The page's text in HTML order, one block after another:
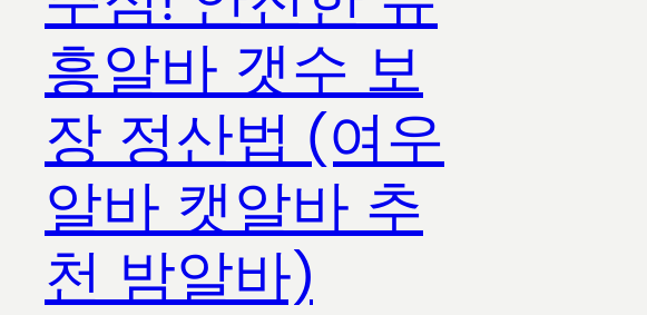
흥알바 갯수 보
장 정산법 (여우
알바 캣알바 추
천 밤알바)